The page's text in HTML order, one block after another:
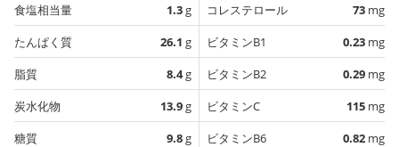
食塩相当量
1.3g
たんぱく質
26.1 g
脂質
8.4g
炭水化物
13.9g
糖質
9.8g
コレステロール
73 mg
ビタミンB1
0.23 mg
ビタミンB2
0.29 mg
ビタミンC
115 mg
ビタミンB6
0.82 mg